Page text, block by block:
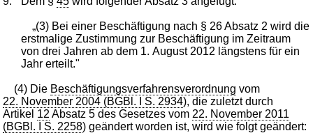
„(3) Bei einer Beschäftigung nach § 26 Absatz 2 wird die
erstmalige Zustimmung zur Beschäftigung im Zeitraum
von drei Jahren ab dem 1. August 2012 längstens für ein
Jahr erteilt."
(4) Die Beschäftigungsverfahrensverordnung vom
22. November 2004 (BGBl. I S. 2934), die zuletzt durch
Artikel 12 Absatz 5 des Gesetzes vom 22. November 2011
(BGBl. I S. 2258) geändert worden ist, wird wie folgt geändert: